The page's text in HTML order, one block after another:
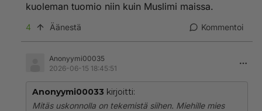
kuoleman tuomio niin kuin Muslimi maissa.
4 Äänestä Kommentoi
Anonyymi00035
2026-06-15 18:45:51
Anonyymi00033 kirjoitti:
Mitäs uskonnolla on tekemistä siihen. Miehille mies